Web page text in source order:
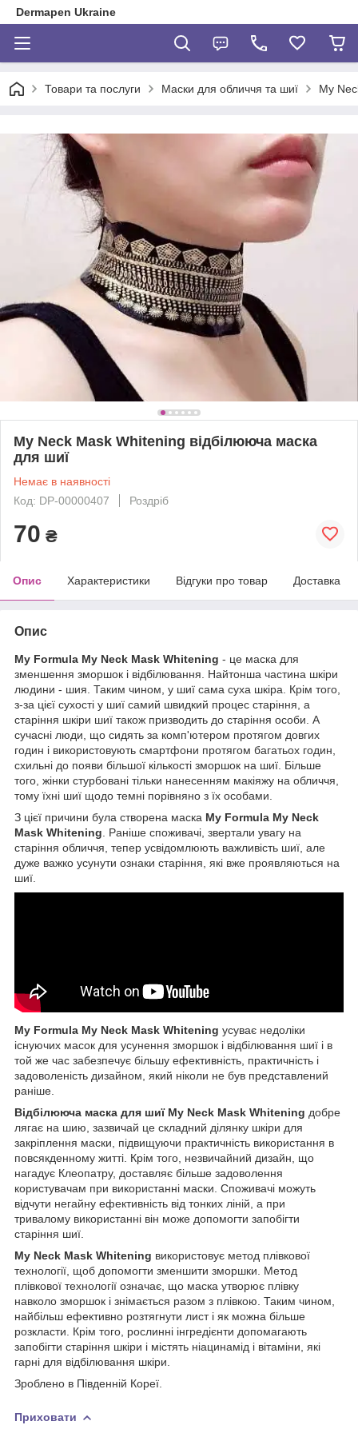
Dermapen Ukraine
Товари та послуги Маски для обличчя та шиї My
My Neck Mask Whitening відбілююча маска
для шиї
Немає в наявності
Код: DP-00000407
Роздріб
70 ₴
Опис Характеристики Відгуки про товар Доставка
Опис
My Formula My Neck Mask Whitening - це маска для
зменшення зморшок і відбілювання. Найтонша частина шкіри
людини - шия. Таким чином, у шиї сама суха шкіра. Крім того,
з-за цієї сухості у шиї самий швидкий процес старіння, а
старіння шкіри шиї також призводить до старіння особи. А
сучасні люди, що сидять за комп'ютером протягом довгих
годин і використовують смартфони протягом багатьох годин,
схильні до появи більшої кількості зморшок на шиї. Більше
того, жінки стурбовані тільки нанесенням макіяжу на обличчя,
тому їхні шиї щодо темні порівняно з їх особами.
З цієї причини була створена маска My Formula My Neck
Mask Whitening . Раніше споживачі, звертали увагу на
старіння обличчя, тепер усвідомлюють важливість шиї, але
дуже важко усунути ознаки старіння, які вже проявляються на
шиї.
My Formula My Neck Mask Whitening усуває недоліки
існуючих масок для усунення зморшок і відбілювання шиї і в
той же час забезпечує більшу ефективність, практичність і
задоволеність дизайном, який ніколи не був представлений
раніше.
Відбілююча маска для шиї My Neck Mask Whitening добре
лягає на шию, зазвичай це складний ділянку шкіри для
закріплення маски, підвищуючи практичність використання в
повсякденному житті. Крім того, незвичайний дизайн, що
нагадує Клеопатру, доставляє більше задоволення
користувачам при використанні маски. Споживачі можуть
відчути негайну ефективність від тонких ліній, а при
тривалому використанні він може допомогти запобігти
старіння шиї.
My Neck Mask Whitening використовує метод плівкової
технології, щоб допомогти зменшити зморшки. Метод
плівкової технології означає, що маска утворює плівку
навколо зморшок і знімається разом з плівкою. Таким чином,
найбільш ефективно розтягнути лист і як можна більше
розкласти. Крім того, рослинні інгредієнти допомагають
запобігти старіння шкіри і містять ніацинамід і вітаміни, які
гарні для відбілювання шкіри.
Зроблено в Південній Кореї.
Приховати